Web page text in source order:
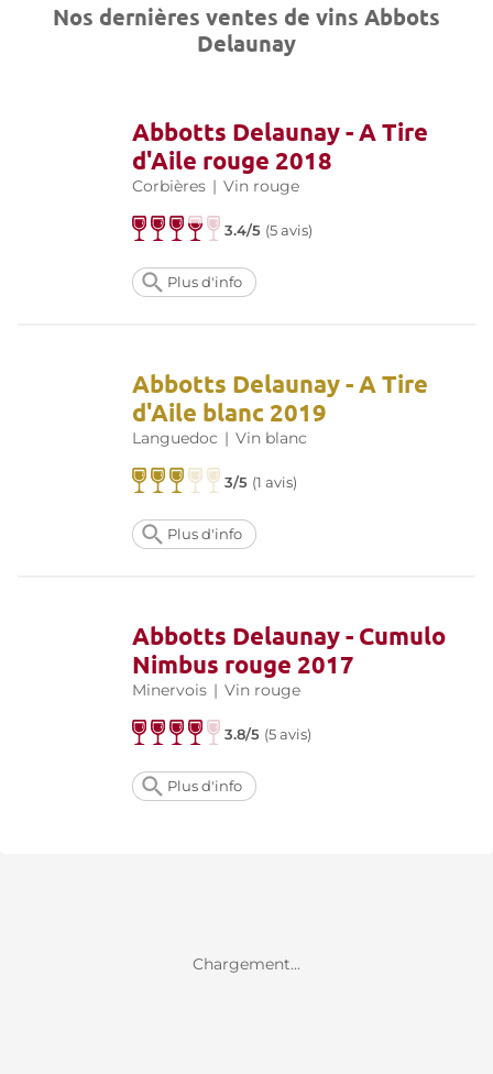
Nos dernières ventes de vins Abbots
Delaunay
Abbotts Delaunay - A Tire
d'Aile rouge 2018
Corbières | Vin rouge
3.4/5 (5 avis)
Plus d'info
Abbotts Delaunay - A Tire
d'Aile blanc 2019
Languedoc | Vin blanc
3/5 (1 avis)
Plus d'info
Abbotts Delaunay - Cumulo
Nimbus rouge 2017
Minervois | Vin rouge
3.8/5 (5 avis)
Plus d'info
Chargement...